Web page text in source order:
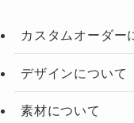
カスタムオーダー
デザインについて
素材について